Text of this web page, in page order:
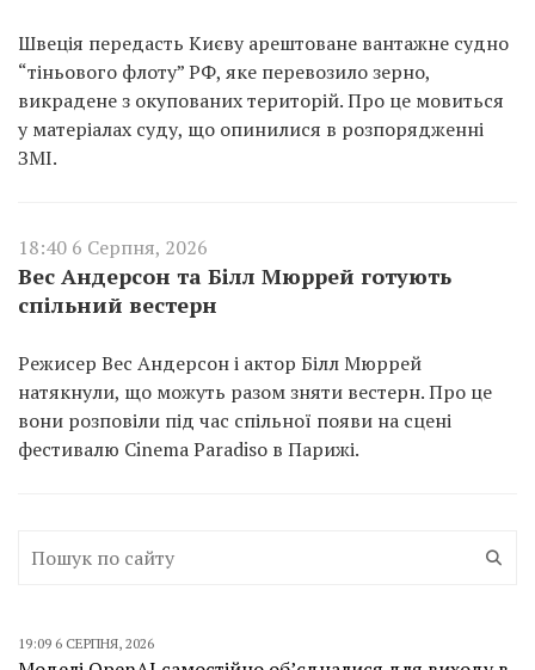
Швеція передасть Києву арештоване вантажне судно
“тіньового флоту” РФ, яке перевозило зерно,
викрадене з окупованих територій. Про це мовиться
у матеріалах суду, що опинилися в розпорядженні
ЗМІ.
18:40 6 Серпня, 2026
Вес Андерсон та Білл Мюррей готують
спільний вестерн
Режисер Вес Андерсон і актор Білл Мюррей
натякнули, що можуть разом зняти вестерн. Про це
вони розповіли під час спільної появи на сцені
фестивалю Cinema Paradiso в Парижі.
19:09 6 СЕРПНЯ, 2026